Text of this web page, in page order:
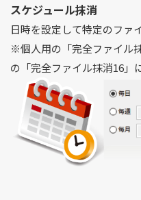
スケジュール抹消
日時を設定して特定のファ
※個人用の「完全ファイル
の「完全ファイル抹消16」